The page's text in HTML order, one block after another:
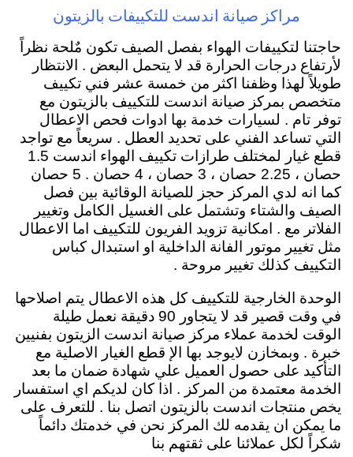
مراكز صيانة اندست للتكييفات بالزيتون
حاجتنا لتكييفات الهواء بفصل الصيف تكون مٌلحة نظراً
لأرتفاع درجات الحرارة قد لا يتحمل البعض . الانتظار
طويلاً لهذا وظفنا اكثر من خمسة عشر فني تكييف
متخصص بمركز صيانة اندست للتكييف بالزيتون مع
توفر تام . لسيارات خدمة بها ادوات فحص الاعطال
التي تساعد الفني على تحديد العطل . سريعاً مع تواجد
قطع غيار لمختلف طرازات تكييف الهواء اندست 1.5
حصان ، 2.25 حصان ، 3 حصان ، 4 حصان . 5 حصان
كما انه لدي المركز حجز للصيانة الوقائية بين فصل
الصيف والشتاء وتشتمل على الغسيل الكامل وتغيير
الفلاتر مع . امكانية تزويد الفريون للتكييف اما الاعطال
مثل تغيير موتور الفانة الداخلية او استبدال كباس
التكييف كذلك تغيير مروحة .
الوحدة الخارجية للتكييف كل هذه الاعطال يتم اصلاحها
في وقت قصير قد لا يتجاور 90 دقيقة نعمل طيلة
الوقت لخدمة عملاء مركز صيانة اندست الزيتون بفنيين
خبرة . وبمخازن لايوجد بها الإ قطع الغيار الاصلية مع
التأكيد على حصول العميل علي شهادة ضمان ما بعد
الخدمة معتمدة من المركز . اذا كان لديكم اي استفسار
يخص منتجات اندست بالزيتون اتصل بنا . للتعرف على
ما يمكن ان يقدمه لك المركز نحن في خدمتك دائماً
شكراً لكل عملائنا على ثقتهم بنا